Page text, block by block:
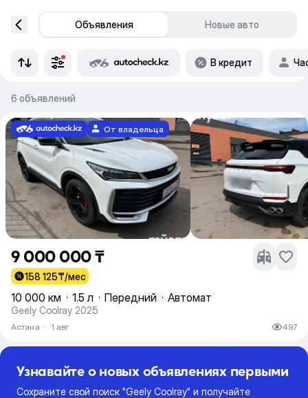
Объявления Новые авто
В кредит
6 объявлений
От владельца
9 000 000 ₸
158 125₸/мес
10 000 км · 1.5 л · Передний · Автомат
Geely Coolray 2025
Астана · 1 авг 497
Узнавайте о новых объявлениях первыми
Сохраните свой поиск "Geely Coolray" и получайте